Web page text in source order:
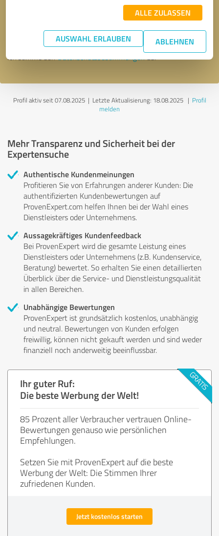
ALLE ZULASSEN
AUSWAHL ERLAUBEN ABLEHNEN
* Erforderliche Angaben
Nachricht senden
Ich stimme denDatenschutzbestimmungenzu.
Profil aktiv seit 07.08.2025 | Letzte Aktualisierung: 18.08.2025| Profil
melden
Mehr Transparenz und Sicherheit bei der
Expertensuche
Authentische Kundenmeinungen
Profitieren Sie von Erfahrungen anderer Kunden: Die
authentifizierten Kundenbewertungen auf
ProvenExpert.com helfen Ihnen bei der Wahl eines
Dienstleisters oder Unternehmens.
Aussagekräftiges Kundenfeedback
Bei ProvenExpert wird die gesamte Leistung eines
Dienstleisters oder Unternehmens (z.B. Kundenservice,
Beratung) bewertet. So erhalten Sie einen detaillierten
Überblick über die Service- und Dienstleistungsqualität
in allen Bereichen.
Unabhängige Bewertungen
ProvenExpert ist grundsätzlich kostenlos, unabhängig
und neutral. Bewertungen von Kunden erfolgen
freiwillig, können nicht gekauft werden und sind weder
finanziell noch anderweitig beeinflussbar.
Ihr guter Ruf:
Die beste Werbung der Welt!
85 Prozent aller Verbraucher vertrauen Online-
Bewertungen genauso wie persönlichen
Empfehlungen.
Setzen Sie mit ProvenExpert auf die beste
Werbung der Welt: Die Stimmen Ihrer
zufriedenen Kunden.
Jetzt kostenlos starten